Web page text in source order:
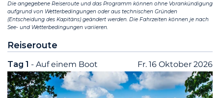
Die angegebene Reiseroute und das Programm können ohne Vorankündigung
aufgrund von Wetterbedingungen oder aus technischen Gründen
(Entscheidung des Kapitäns) geändert werden. Die Fahrzeiten können je nach
See- und Wetterbedingungen variieren.
Reiseroute
Tag 1 - Auf einem Boot Fr. 16 Oktober 2026